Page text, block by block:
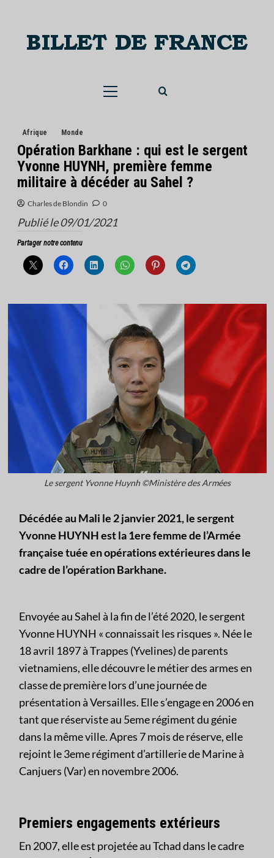
content
Menu
Afrique Monde
Opération Barkhane : qui est le sergent
Yvonne HUYNH, première femme
militaire à décéder au Sahel ?
Charles de Blondin 0
Publié le 09/01/2021
Partager notre contenu
Le sergent Yvonne Huynh ©Ministère des Armées
Décédée au Mali le 2 janvier 2021, le sergent
Yvonne HUYNH est la 1ere femme de l’Armée
française tuée en opérations extérieures dans le
cadre de l’opération Barkhane.
Envoyée au Sahel à la fin de l’été 2020, le sergent
Yvonne HUYNH « connaissait les risques ». Née le
18 avril 1897 à Trappes (Yvelines) de parents
vietnamiens, elle découvre le métier des armes en
classe de première lors d’une journée de
présentation à Versailles. Elle s’engage en 2006 en
tant que réserviste au 5eme régiment du génie
dans la même ville. Apres 7 mois de réserve, elle
rejoint le 3eme régiment d’artillerie de Marine à
Canjuers (Var) en novembre 2006.
Premiers engagements extérieurs
En 2007, elle est projetée au Tchad dans le cadre